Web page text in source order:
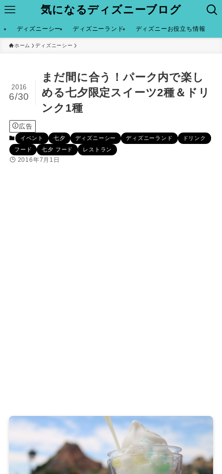
気になるディズニーブログ
ディズニーシー ディズニーランド ディズニーお役立ち情報
ホーム ディズニーシー
まだ間に合う！パーク内で楽し
める七夕限定スイーツ2種＆ドリ
ンク1種
2016
6/30
広告
イベント 七夕 ディズニーシー ディズニーランド
ドリンク
フード
七夕 フード レストラン
2016年7月1日